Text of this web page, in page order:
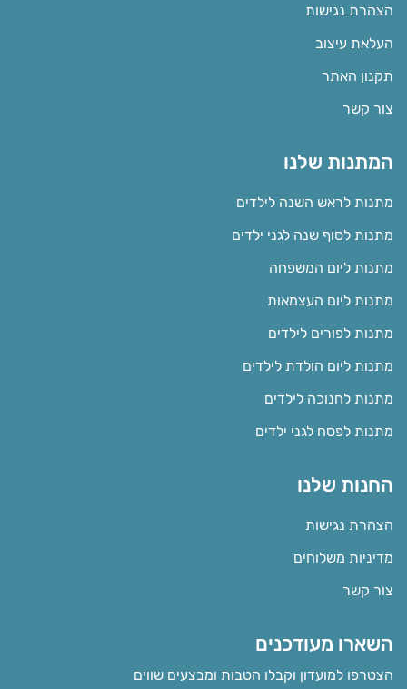
הצהרת נגישות
העלאת עיצוב
תקנון האתר
צור קשר
המתנות שלנו
מתנות לראש השנה לילדים
מתנות לסוף שנה לגני ילדים
מתנות ליום המשפחה
מתנות ליום העצמאות
מתנות לפורים לילדים
מתנות ליום הולדת לילדים
מתנות לחנוכה לילדים
מתנות לפסח לגני ילדים
החנות שלנו
הצהרת נגישות
מדיניות משלוחים
צור קשר
השארו מעודכנים
הצטרפו למועדון וקבלו הטבות ומבצעים שווים